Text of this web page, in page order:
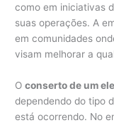
como em iniciativas
suas operações. A
em comunidades
visam melhorar a
Oconserto de um
dependendo do tipo
está ocorrendo. No